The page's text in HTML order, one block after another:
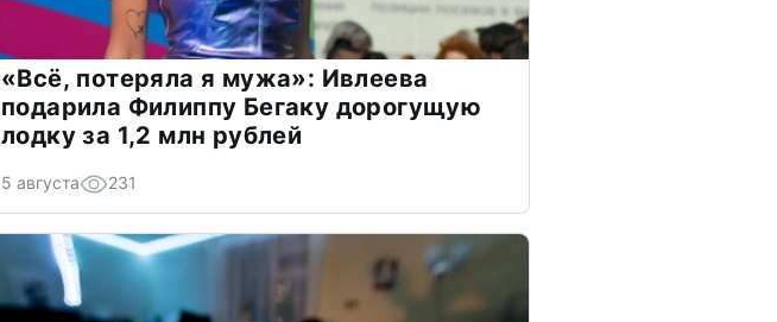
«Всё, потеряла я мужа»: Ивлеева
подарила Филиппу Бегаку дорогущую
лодку за 1,2 млн рублей
5 августа 231